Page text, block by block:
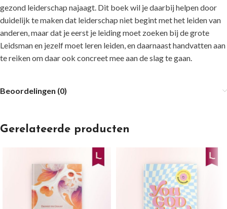
gezond leiderschap najaagt. Dit boek wil je daarbij helpen door
duidelijk te maken dat leiderschap niet begint met het leiden van
anderen, maar dat je eerst je leiding moet zoeken bij de grote
Leidsman en jezelf moet leren leiden, en daarnaast handvatten aan
te reiken om daar ook concreet mee aan de slag te gaan.
Beoordelingen (0)
Gerelateerde producten